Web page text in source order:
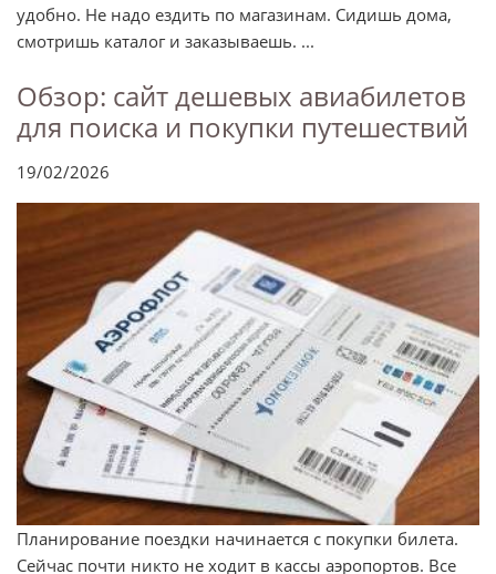
удобно. Не надо ездить по магазинам. Сидишь дома,
смотришь каталог и заказываешь. ...
Обзор: сайт дешевых авиабилетов
для поиска и покупки путешествий
19/02/2026
Планирование поездки начинается с покупки билета.
Сейчас почти никто не ходит в кассы аэропортов. Все